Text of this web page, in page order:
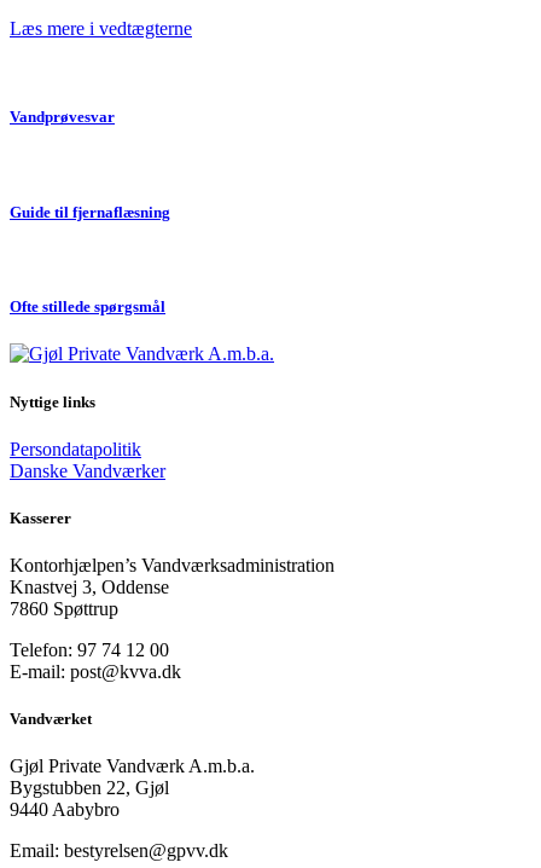
Læs mere i vedtægterne
Vandprøvesvar
Guide til fjernaflæsning
Ofte stillede spørgsmål
Nyttige links
Persondatapolitik
Danske Vandværker
Kasserer
Kontorhjælpen’s Vandværksadministration
Knastvej 3, Oddense
7860 Spøttrup
Telefon: 97 74 12 00
E-mail: post@kvva.dk
Vandværket
Gjøl Private Vandværk A.m.b.a.
Bygstubben 22, Gjøl
9440 Aabybro
Email: bestyrelsen@gpvv.dk